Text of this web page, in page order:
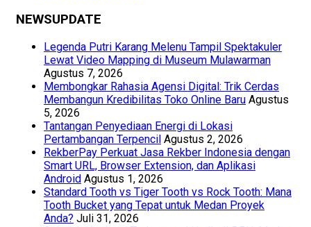
NEWSUPDATE
Legenda Putri Karang Melenu Tampil Spektakuler
Lewat Video Mapping di Museum Mulawarman
Agustus 7, 2026
Membongkar Rahasia Agensi Digital: Trik Cerdas
Membangun Kredibilitas Toko Online Baru Agustus
5, 2026
Tantangan Penyediaan Energi di Lokasi
Pertambangan Terpencil Agustus 2, 2026
RekberPay Perkuat Jasa Rekber Indonesia dengan
Smart URL, Browser Extension, dan Aplikasi
Android Agustus 1, 2026
Standard Tooth vs Tiger Tooth vs Rock Tooth: Mana
Tooth Bucket yang Tepat untuk Medan Proyek
Anda? Juli 31, 2026